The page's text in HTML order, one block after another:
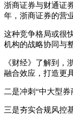
浙商证券与财通证
年，浙商证券的营
这种竞争格局或很
机构的战略协同与
《财经》了解到
融合效应，打造更
二是冲刺“中大型
三是夯实合规风控